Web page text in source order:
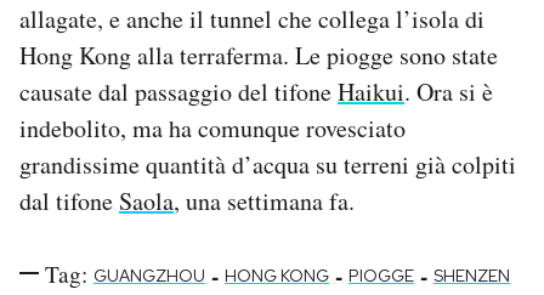
allagate, e anche il tunnel che collega l’isola di
Hong Kong alla terraferma. Le piogge sono state
causate dal passaggio del tifoneHaikui. Ora si è
indebolito, ma ha comunque rovesciato
grandissime quantità d’acqua su terreni già colpiti
dal tifone Saola, una settimana fa.
Tag: GUANGZHOU - HONG KONG - PIOGGE - SHENZEN